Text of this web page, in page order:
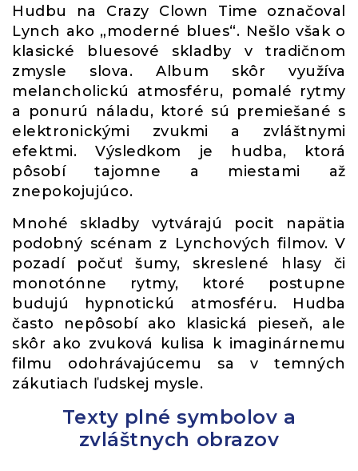
Hudbu na Crazy Clown Time označoval
Lynch ako „moderné blues“. Nešlo však o
klasické bluesové skladby v tradičnom
zmysle slova. Album skôr využíva
melancholickú atmosféru, pomalé rytmy
a ponurú náladu, ktoré sú premiešané s
elektronickými zvukmi a zvláštnymi
efektmi. Výsledkom je hudba, ktorá
pôsobí tajomne a miestami až
znepokojujúco.
Mnohé skladby vytvárajú pocit napätia
podobný scénam z Lynchových filmov. V
pozadí počuť šumy, skreslené hlasy či
monotónne rytmy, ktoré postupne
budujú hypnotickú atmosféru. Hudba
často nepôsobí ako klasická pieseň, ale
skôr ako zvuková kulisa k imaginárnemu
filmu odohrávajúcemu sa v temných
zákutiach ľudskej mysle.
Texty plné symbolov a
zvláštnych obrazov